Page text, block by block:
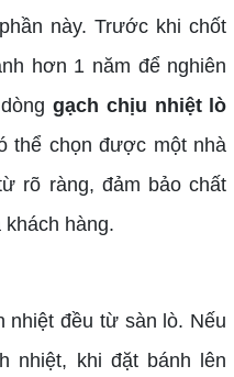
này. Trước khi chốt
hơn 1 năm để nghiên
gạch chịu nhiệt lò
thể chọn được một nhà
rõ ràng, đảm bảo chất
hàng.
nhiệt đều từ sàn lò. Nếu
nhiệt, khi đặt bánh lên